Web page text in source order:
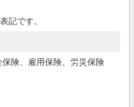
記です。
険、雇用保険、労災保険